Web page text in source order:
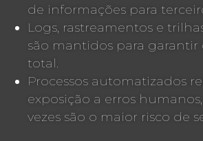
de informações para
Logs, rastreamentos e
são mantidos para
total.
Processos automatizados
exposição a erros
vezes são o maior risco de